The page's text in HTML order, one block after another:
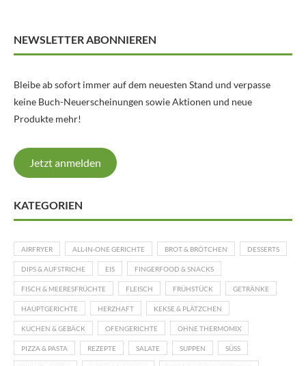
NEWSLETTER ABONNIEREN
Bleibe ab sofort immer auf dem neuesten Stand und verpasse
keine Buch-Neuerscheinungen sowie Aktionen und neue
Produkte mehr!
Jetzt anmelden
KATEGORIEN
AIRFRYER ALL-IN-ONE GERICHTE BROT & BRÖTCHEN DESSERTS
DIPS & AUFSTRICHE EIS FINGERFOOD & SNACKS
FISCH & MEERESFRÜCHTE FLEISCH FRÜHSTÜCK GETRÄNKE
HAUPTGERICHTE HERZHAFT KEKSE & PLÄTZCHEN
KUCHEN & GEBÄCK OFENGERICHTE OHNE THERMOMIX
PIZZA & PASTA REZEPTE SALATE SUPPEN SÜSS